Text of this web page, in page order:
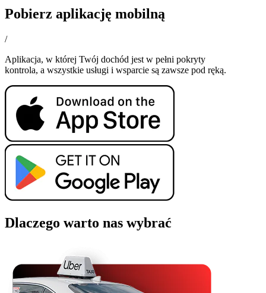
Pobierz aplikację mobilną
/
Aplikacja, w której Twój dochód jest w pełni pokryty
kontrola, a wszystkie usługi i wsparcie są zawsze pod ręką.
Dlaczego warto nas wybrać